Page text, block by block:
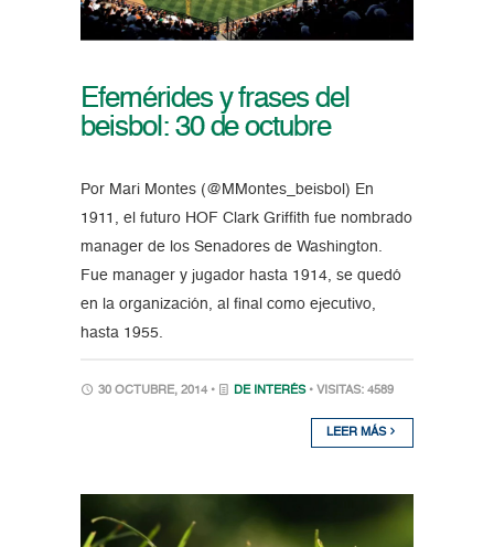
Efemérides y frases del
beisbol: 30 de octubre
Por Mari Montes (@MMontes_beisbol) En
1911, el futuro HOF Clark Griffith fue nombrado
manager de los Senadores de Washington.
Fue manager y jugador hasta 1914, se quedó
en la organización, al final como ejecutivo,
hasta 1955.
30 OCTUBRE, 2014 • DE INTERÉS • VISITAS: 4589
LEER MÁS